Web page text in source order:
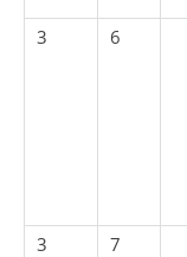
3
6
3
7